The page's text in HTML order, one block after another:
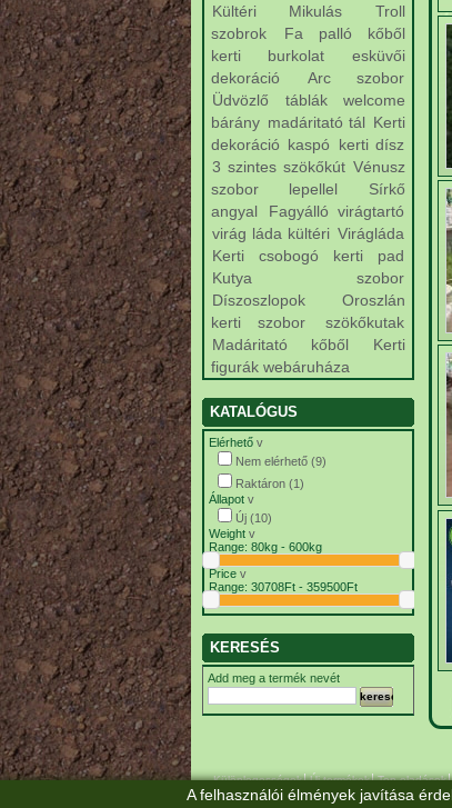
Kültéri Mikulás
Troll
szobrok
Fa palló kőből
kerti burkolat
esküvői
dekoráció
Arc szobor
Üdvözlő táblák welcome
bárány madáritató tál Kerti
dekoráció kaspó kerti dísz
3 szintes szökőkút Vénusz
szobor lepellel
Sírkő
angyal
Fagyálló virágtartó
virág láda kültéri Virágláda
Kerti csobogó
kerti pad
Kutya szobor
Díszoszlopok
Oroszlán
kerti szobor
szökőkutak
Madáritató kőből
Kerti
figurák webáruháza
KATALÓGUS
Elérhető v
Nem elérhető (9)
Raktáron (1)
Állapot v
Új (10)
Weight v
Range: 80kg - 600kg
Price v
Range: 30708Ft‎ - 359500Ft‎
KERESÉS
Add meg a termék nevét
Különlegességek Új termékek Top eladások
A felhasználói élmények javítása